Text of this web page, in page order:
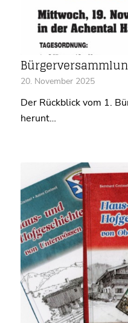
20. November 2025
Der Rückblick vom 1.
herunt…